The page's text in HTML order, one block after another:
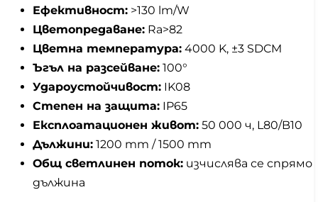
Ефективност: >130 lm/W
Цветопредаване: Ra>82
Цветна температура: 4000 K, ±3 SDCM
Ъгъл на разсейване: 100°
Удароустойчивост: IK08
Степен на защита: IP65
Експлоатационен живот: 50 000 ч, L80/B10
Дължини: 1200 mm / 1500 mm
Общ светлинен поток: изчислява се спрямо
дължина